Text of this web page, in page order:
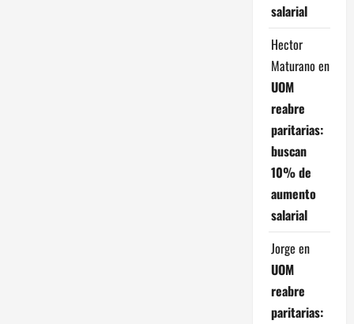
salarial
Hector
Maturano en
UOM
reabre
paritarias:
buscan
10% de
aumento
salarial
Jorge en
UOM
reabre
paritarias: